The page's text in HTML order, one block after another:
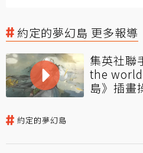
約定的夢幻島 更多報導
集英社聯
the world
島》插畫
約定的夢幻島